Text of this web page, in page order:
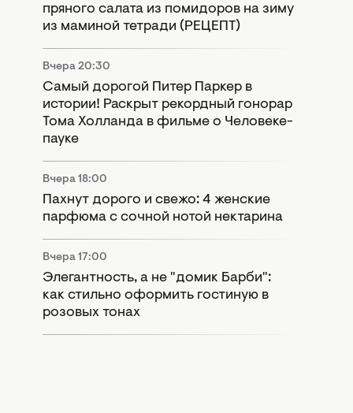
пряного салата из помидоров на зиму
из маминой тетради (РЕЦЕПТ)
Вчера 20:30
Самый дорогой Питер Паркер в
истории! Раскрыт рекордный гонорар
Тома Холланда в фильме о Человеке-
пауке
Вчера 18:00
Пахнут дорого и свежо: 4 женские
парфюма с сочной нотой нектарина
Вчера 17:00
Элегантность, а не "домик Барби":
как стильно оформить гостиную в
розовых тонах